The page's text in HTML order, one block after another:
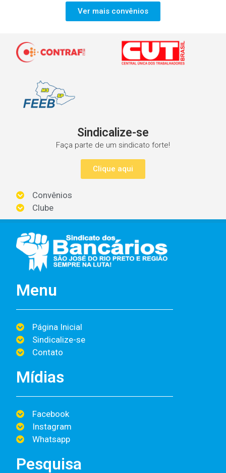
Ver mais convênios
Sindicalize-se
Faça parte de um sindicato forte!
Clique aqui
Convênios
Clube
Menu
Página Inicial
Sindicalize-se
Contato
Mídias
Facebook
Instagram
Whatsapp
Pesquisa